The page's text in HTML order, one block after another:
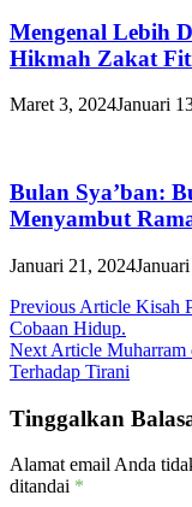
Mengenal Lebih
Hikmah Zakat
Maret 3, 2024Januari
Bulan Sya’ban:
Menyambut
Januari 21, 2024
Navigasi
pos
Previous Article Kisah
Cobaan Hidup.
Next Article Muharram
Terhadap Tirani
Tinggalkan
Alamat email Anda
ditandai *